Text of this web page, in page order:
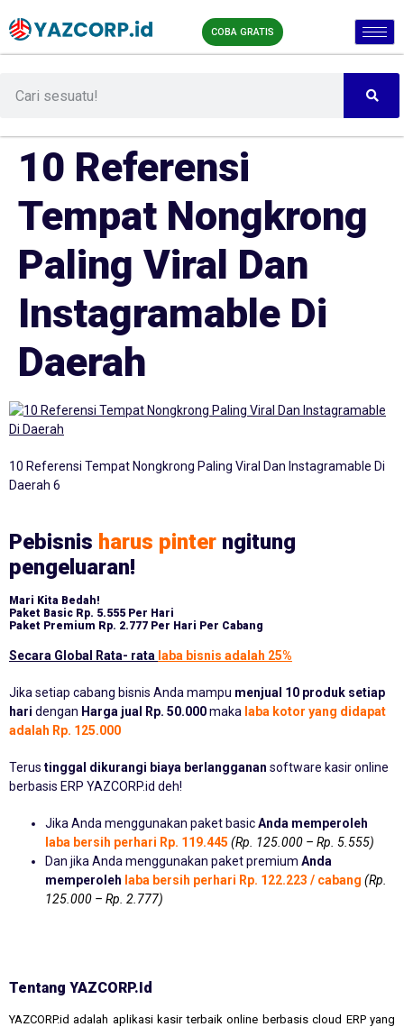
COBA GRATIS
10 Referensi
Tempat Nongkrong
Paling Viral Dan
Instagramable Di
Daerah
10 Referensi Tempat Nongkrong Paling Viral Dan Instagramable Di
Daerah 6
Pebisnis harus pinter ngitung
pengeluaran!
Mari Kita Bedah!
Paket Basic Rp. 5.555 Per Hari
Paket Premium Rp. 2.777 Per Hari Per Cabang
Secara Global Rata- rata laba bisnis adalah 25%
Jika setiap cabang bisnis Anda mampu menjual 10 produk setiap
hari dengan Harga jual Rp. 50.000maka laba kotor yang didapat
adalah Rp. 125.000
Terus tinggal dikurangi biaya berlangganan software kasir online
berbasis ERP YAZCORP.id deh!
Jika Anda menggunakan paket basicAnda memperoleh
laba bersih perhari Rp. 119.445 (Rp. 125.000 – Rp. 5.555)
Dan jika Anda menggunakan paket premium Anda
memperoleh laba bersih perhari Rp. 122.223 / cabang (Rp.
125.000 – Rp. 2.777)
Tentang YAZCORP.id
YAZCORP.id adalah aplikasi kasir terbaik online berbasis cloud ERP yang